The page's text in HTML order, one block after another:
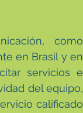
como
en Brasil y en
servicios e
del equipo,
calificado